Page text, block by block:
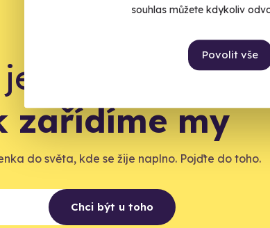
souhlas můžete kdykoliv
Povolit vše
krok,
zařídíme my
do světa, kde se žije naplno. Pojďte do toho.
Chci být u toho